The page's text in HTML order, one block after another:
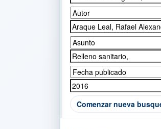
Comenzar nueva